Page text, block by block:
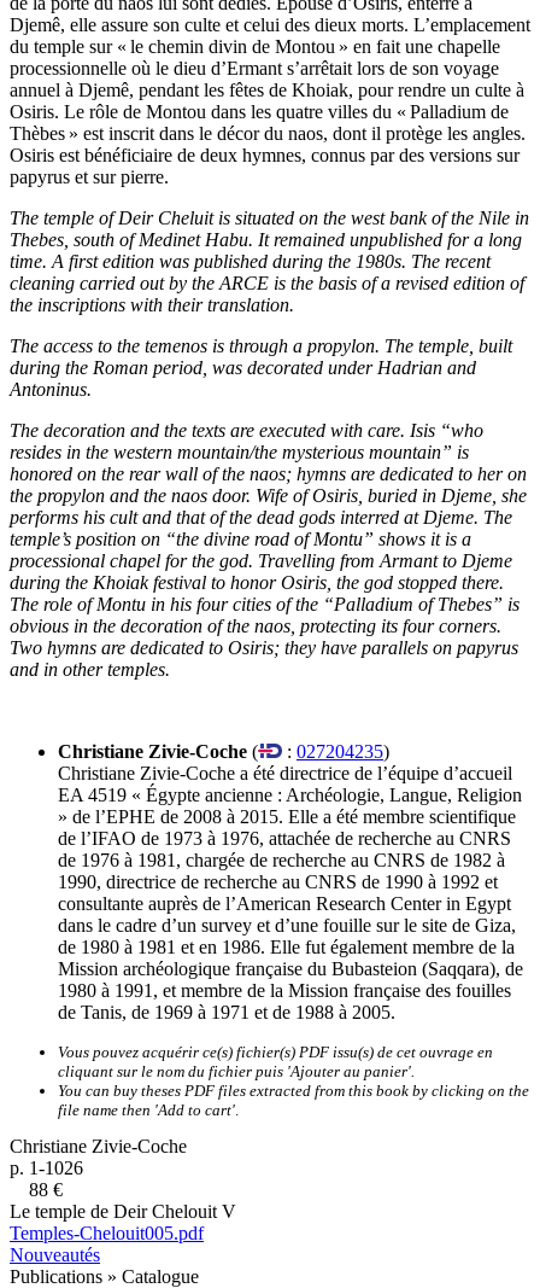
Djemê, elle assure son culte et celui des dieux morts. L’emplacement
du temple sur « le chemin divin de Montou » en fait une chapelle
processionnelle où le dieu d’Ermant s’arrêtait lors de son voyage
annuel à Djemê, pendant les fêtes de Khoiak, pour rendre un culte à
Osiris. Le rôle de Montou dans les quatre villes du « Palladium de
Thèbes » est inscrit dans le décor du naos, dont il protège les angles.
Osiris est bénéficiaire de deux hymnes, connus par des versions sur
papyrus et sur pierre.
The temple of Deir Cheluit is situated on the west bank of the Nile in
Thebes, south of Medinet Habu. It remained unpublished for a long
time. A first edition was published during the 1980s. The recent
cleaning carried out by the ARCE is the basis of a revised edition of
the inscriptions with their translation.
The access to the temenos is through a propylon. The temple, built
during the Roman period, was decorated under Hadrian and
Antoninus.
The decoration and the texts are executed with care. Isis “who
resides in the western mountain/the mysterious mountain” is
honored on the rear wall of the naos; hymns are dedicated to her on
the propylon and the naos door. Wife of Osiris, buried in Djeme, she
performs his cult and that of the dead gods interred at Djeme. The
temple’s position on “the divine road of Montu” shows it is a
processional chapel for the god. Travelling from Armant to Djeme
during the Khoiak festival to honor Osiris, the god stopped there.
The role of Montu in his four cities of the “Palladium of Thebes” is
obvious in the decoration of the naos, protecting its four corners.
Two hymns are dedicated to Osiris; they have parallels on papyrus
and in other temples.
Christiane Zivie-Coche ( : 027204235)
Christiane Zivie-Coche a été directrice de l’équipe d’accueil
EA 4519 « Égypte ancienne : Archéologie, Langue, Religion
» de l’EPHE de 2008 à 2015. Elle a été membre scientifique
de l’IFAO de 1973 à 1976, attachée de recherche au CNRS
de 1976 à 1981, chargée de recherche au CNRS de 1982 à
1990, directrice de recherche au CNRS de 1990 à 1992 et
consultante auprès de l’American Research Center in Egypt
dans le cadre d’un survey et d’une fouille sur le site de Giza,
de 1980 à 1981 et en 1986. Elle fut également membre de la
Mission archéologique française du Bubasteion (Saqqara), de
1980 à 1991, et membre de la Mission française des fouilles
de Tanis, de 1969 à 1971 et de 1988 à 2005.
Vous pouvez acquérir ce(s) fichier(s) PDF issu(s) de cet ouvrage en
cliquant sur le nom du fichier puis 'Ajouter au panier'.
You can buy theses PDF files extracted from this book by clicking on the
file name then 'Add to cart'
Christiane Zivie-Coche
p. 1-1026
88 €
Le temple de Deir Chelouit V
Temples-Chelouit005.pdf
Nouveautés
Publications » Catalogue